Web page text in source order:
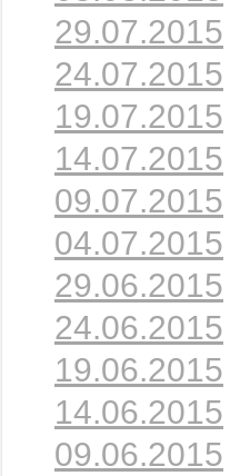
29.07.2015
24.07.2015
19.07.2015
14.07.2015
09.07.2015
04.07.2015
29.06.2015
24.06.2015
19.06.2015
14.06.2015
09.06.2015